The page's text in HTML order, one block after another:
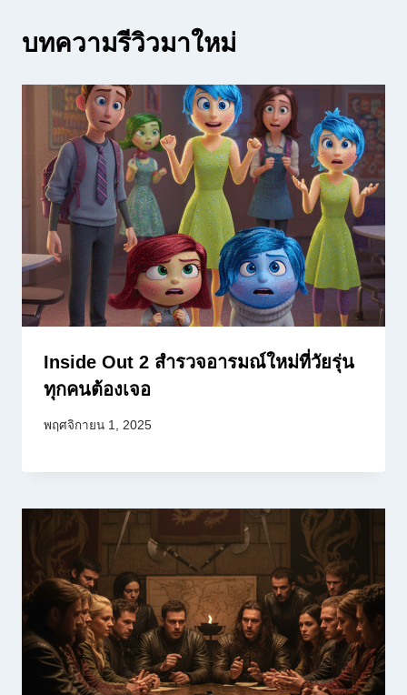
บทความรีวิวมาใหม่
Inside Out 2 สำรวจอารมณ์ใหม่ที่วัยรุ่น
ทุกคนต้องเจอ
พฤศจิกายน 1, 2025